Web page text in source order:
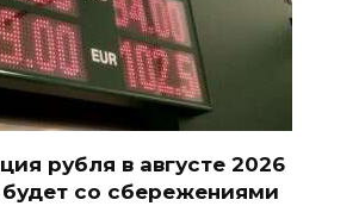
рубля в августе 2026
будет со сбережениями